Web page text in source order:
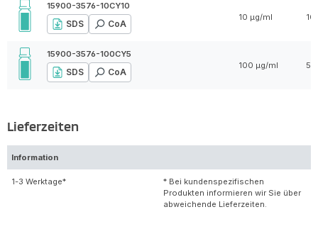
15900-3576-10CY10
SDS CoA
10 µg/ml 10
15900-3576-100CY5
SDS CoA
100 µg/ml 5
Lieferzeiten
Information
1-3 Werktage*
* Bei kundenspezifischen
Produkten informieren wir Sie über
abweichende Lieferzeiten.